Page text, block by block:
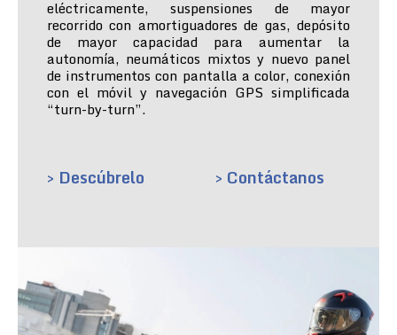
eléctricamente, suspensiones de mayor
recorrido con amortiguadores de gas, depósito
de mayor capacidad para aumentar la
autonomía, neumáticos mixtos y nuevo panel
de instrumentos con pantalla a color, conexión
con el móvil y navegación GPS simplificada
“turn-by-turn”.
> Descúbrelo > Contáctanos